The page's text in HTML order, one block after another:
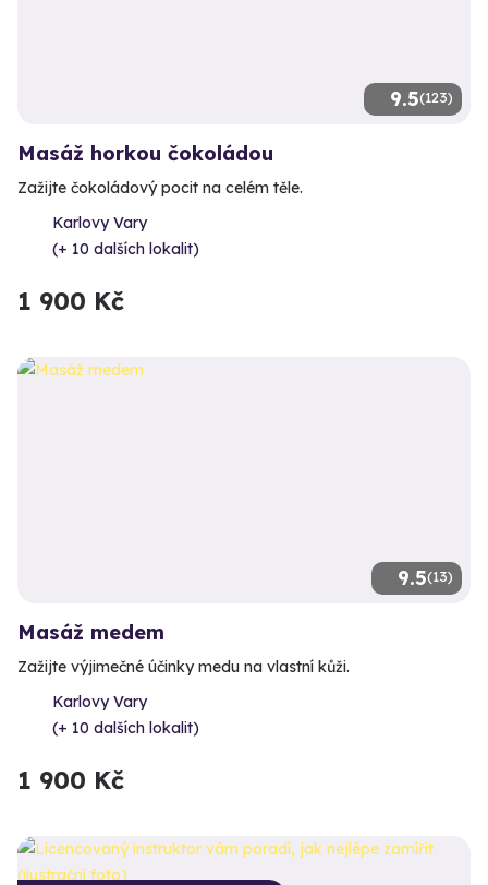
9.5(123)
Masáž horkou čokoládou
Zažijte čokoládový pocit na celém těle.
Karlovy Vary
(+ 10 dalších lokalit)
1 900 Kč
9.5(13)
Masáž medem
Zažijte výjimečné účinky medu na vlastní kůži.
Karlovy Vary
(+ 10 dalších lokalit)
1 900 Kč